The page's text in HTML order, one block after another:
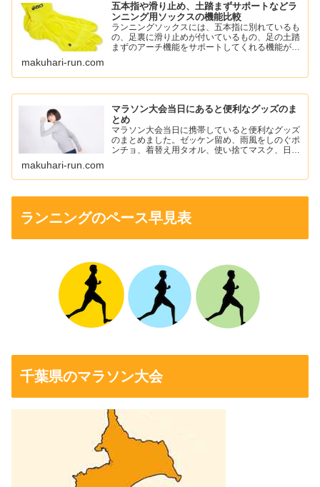
五本指や滑り止め、土踏まずサポートなどラ
ンニング用ソックスの機能比較
ランニングソックスには、五本指に別れているも
の、足裏に滑り止めが付いているもの、足の土踏
まずのアーチ機能をサポートしてくれる機能がつ
を楽しみましょう。
makuhari-run.com
マラソン大会当日にあると便利なグッズのま
とめ
マラソン大会当日に携帯していると便利なグッズ
のまとめました。ゼッケン留め、雨風をしのぐポ
ンチョ、着替え用タオル、使い捨てマスク、日焼
makuhari-run.com
ランニングのペース早見表
千葉県のマラソン大会